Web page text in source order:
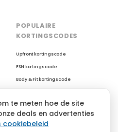
POPULAIRE
KORTINGSCODES
Upfront kortingscode
ESN kortingscode
Body & Fit kortingscode
XXL Nutrition kortingscode
AYBL kortingscode
te meten hoe de site
deals en advertenties
cookiebeleid